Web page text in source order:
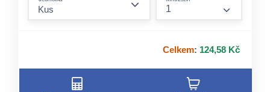
Celkem: 124,58 Kč